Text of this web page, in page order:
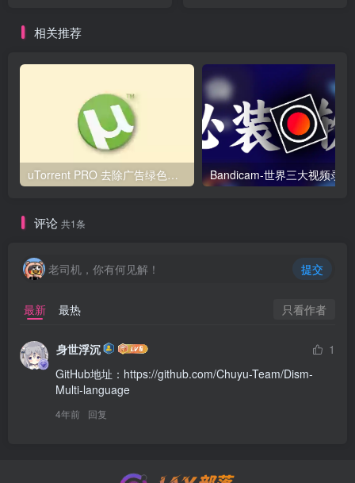
相关推荐
uTorrent PRO 去除广告绿色版-号称全球排名第一的BT下载客户端
评论 共1条
老司机，你有何见解！ 提交
最新 最热 只看作者
身世浮沉
1
GitHub地址：https://github.com/Chuyu-Team/Dism-
Multi-language
4年前 回复